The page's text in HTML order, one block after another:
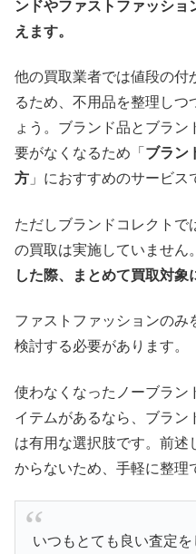
ンドやファストファッショ
えます。
他の買取業者では値段の付
るため、不用品を整理しつ
ょう。ブランド品とブラ
要がなくなるため「ブラン
方 」におすすめのサービス
ただしブランドコレクト
の買取は実施していません。
した際、まとめて買取対象
ファストファッションのみ
検討する必要があります。
使わなくなったノーブラン
イテムがあるなら、ブラン
は有用な選択肢です。前
からないため、手軽に整理
いつもとても良い査定を